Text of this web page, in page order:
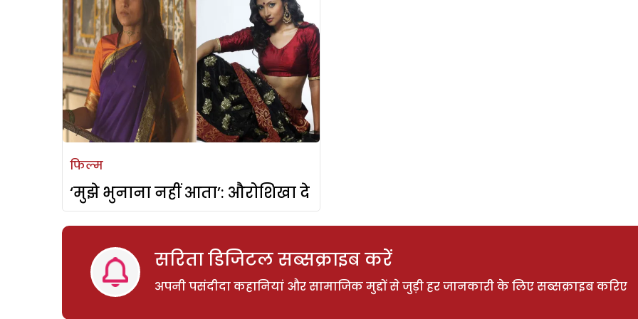
फिल्म
‘मुझे भुनाना नहीं आता’: औरोशिखा दे
सरिता डिजिटल सब्सक्राइब करें
अपनी पसंदीदा कहानियां और सामाजिक मुद्दों से जुड़ी हर जानकारी के लिए सब्सक्राइब करिए